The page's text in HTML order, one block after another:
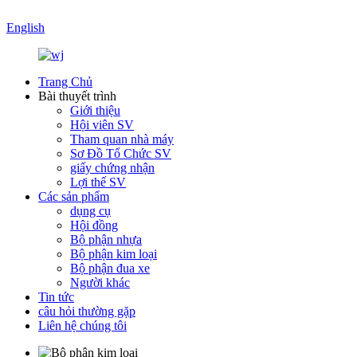
English
Trang Chủ
Bài thuyết trình
Giới thiệu
Hội viên SV
Tham quan nhà máy
Sơ Đồ Tổ Chức SV
giấy chứng nhận
Lợi thế SV
Các sản phẩm
dụng cụ
Hội đồng
Bộ phận nhựa
Bộ phận kim loại
Bộ phận đua xe
Người khác
Tin tức
câu hỏi thường gặp
Liên hệ chúng tôi